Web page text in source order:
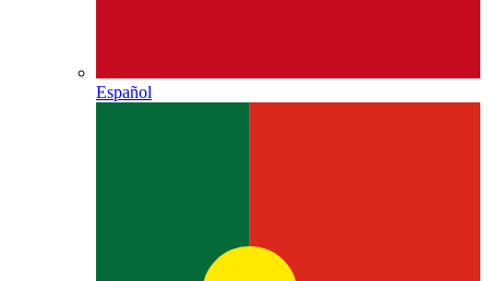
Español